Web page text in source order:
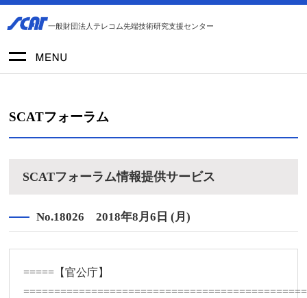
一般財団法人テレコム先端技術研究支援センター
SCATフォーラム
SCATフォーラム情報提供サービス
No.18026 2018年8月6日 (月)
=====【官公庁】